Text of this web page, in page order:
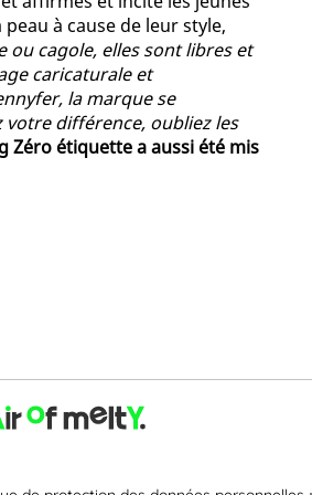
à cause de leur style,
ou cagole, elles sont libres et
caricaturale et
la marque se
différence, oubliez les
Zéro étiquette a aussi été mis